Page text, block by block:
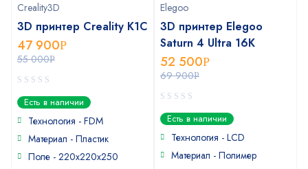
Creality3D
3D принтер Creality K1C
55 000Р
47 900Р
0
out
of
Есть в наличии
Технология - FDM
Материал - Пластик
Поле - 220x220x250
Elegoo
3D принтер Elegoo
Saturn 4 Ultra 16K
69 900Р
52 500Р
0
out
of
Есть в наличии
Технология - LCD
Материал - Полимер